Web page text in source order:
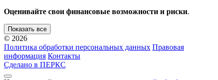
Оценивайте свои финансовые возможности и риски.
Показать все
© 2026
Политика обработки персональных данных Правовая
информация Контакты
Сделано в ПЕРКС